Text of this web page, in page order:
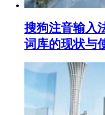
搜狗注音输入
词库的现状与